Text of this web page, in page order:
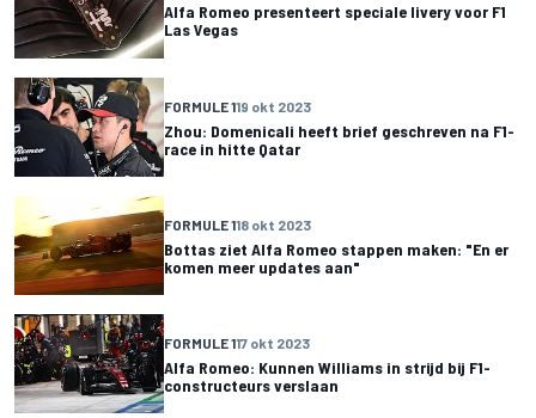
Alfa Romeo presenteert speciale livery voor F1
Las Vegas
FORMULE 119 okt 2023
Zhou: Domenicali heeft brief geschreven na F1-
race in hitte Qatar
FORMULE 118 okt 2023
Bottas ziet Alfa Romeo stappen maken: "En er
komen meer updates aan"
FORMULE 117 okt 2023
Alfa Romeo: Kunnen Williams in strijd bij F1-
constructeurs verslaan